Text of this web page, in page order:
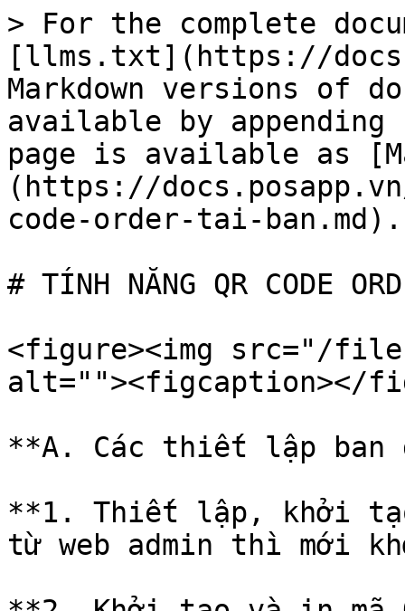
> For the complete
[llms.txt](https://
Markdown versions of
available by
page is available as
(https://
code-order-tai-ban.md).
# TÍNH NĂNG QR CODE
<figure><img src="/files/
alt=""><figcaption></
**A. Các thiết lập ban
**1. Thiết lập, khởi
từ web admin thì mới